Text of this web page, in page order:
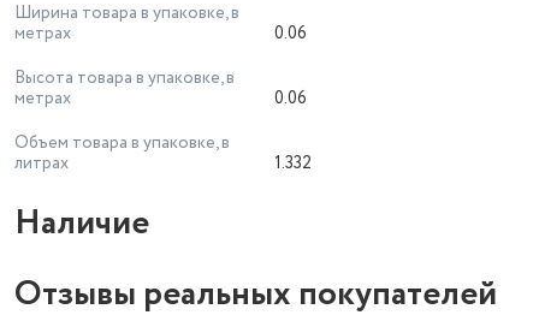
Ширина товара в упаковке, в
метрах
0.06
Высота товара в упаковке, в
метрах
0.06
Объем товара в упаковке, в
литрах
1.332
Наличие
Отзывы реальных покупателей